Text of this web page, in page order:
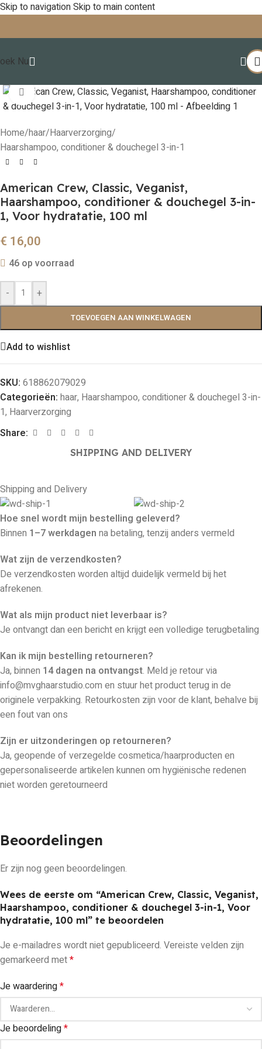
Skip to navigationSkip to main content
Nu
Click to enlarge
Home/haar/Haarverzorging/
Haarshampoo, conditioner & douchegel 3-in-1
American Crew, Classic, Veganist,
Haarshampoo, conditioner & douchegel 3-in-
1, Voor hydratatie, 100 ml
€ 16,00
46 op voorraad
- +
TOEVOEGEN AAN WINKELWAGEN
Add to wishlist
SKU: 618862079029
Categorieën: haar, Haarshampoo, conditioner & douchegel 3-in-
1, Haarverzorging
Share:
SHIPPING AND DELIVERY
Shipping and Delivery
Hoe snel wordt mijn bestelling geleverd?
Binnen 1–7 werkdagen na betaling, tenzij anders vermeld
Wat zijn de verzendkosten?
De verzendkosten worden altijd duidelijk vermeld bij het
afrekenen.
Wat als mijn product niet leverbaar is?
Je ontvangt dan een bericht en krijgt een volledige terugbetaling
Kan ik mijn bestelling retourneren?
Ja, binnen 14 dagen na ontvangst. Meld je retour via
info@mvghaarstudio.com en stuur het product terug in de
originele verpakking. Retourkosten zijn voor de klant, behalve bij
een fout van ons
Zijn er uitzonderingen op retourneren?
Ja, geopende of verzegelde cosmetica/haarproducten en
gepersonaliseerde artikelen kunnen om hygiënische redenen
niet worden geretourneerd
Beoordelingen
Er zijn nog geen beoordelingen.
Wees de eerste om “American Crew, Classic, Veganist,
Haarshampoo, conditioner & douchegel 3-in-1, Voor
hydratatie, 100 ml” te beoordelen
Je e-mailadres wordt niet gepubliceerd. Vereiste velden zijn
gemarkeerd met*
Je waardering*
Je beoordeling*